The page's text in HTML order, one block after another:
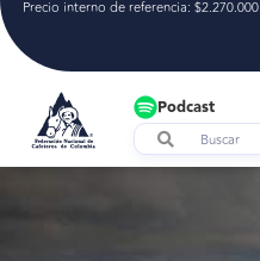
Precio interno de referencia: $2.270.000
Podcast